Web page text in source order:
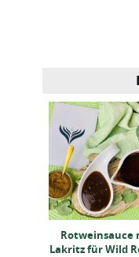
Rotweinsauce
Lakritz für Wild